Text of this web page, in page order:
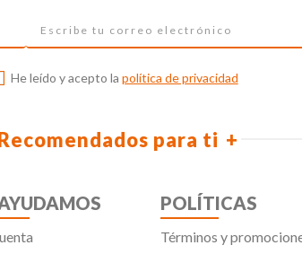
He leído y acepto la política de privacidad
para ti
POLÍTICAS
Términos y